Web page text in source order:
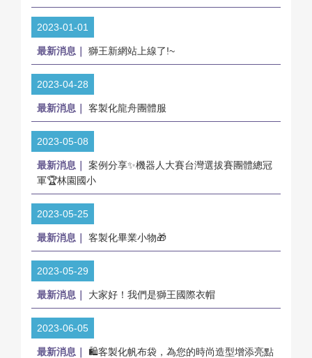
2023-01-01
最新消息｜ 獅王新網站上線了!~
2023-04-28
最新消息｜ 客製化龍舟團體服
2023-05-08
最新消息｜
案例分享✨機器人大賽台灣選拔賽團體總冠
軍🏆林園國小
2023-05-25
最新消息｜ 客製化畢業小物🎁
2023-05-29
最新消息｜ 大家好！我們是獅王國際衣帽
2023-06-05
最新消息｜
🛍️客製化帆布袋，為您的時尚造型增添亮點